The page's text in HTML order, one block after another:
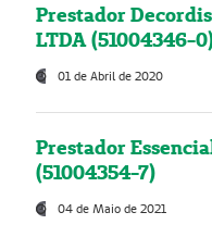
Prestador
LTDA (51004346-
01 de Abril de 2020
Prestador
(51004354-7)
04 de Maio de 2021